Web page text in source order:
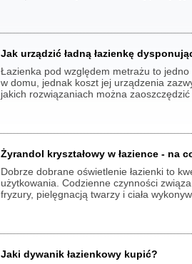
Jak urządzić ładną łazienkę
Łazienka pod względem metrażu to
w domu, jednak koszt jej urządzenia
jakich rozwiązaniach można
Żyrandol kryształowy w łazience - na
Dobrze dobrane oświetlenie łazienki to
użytkowania. Codzienne czynności
fryzury, pielęgnacją twarzy i ciała
Jaki dywanik łazienkowy kupić?